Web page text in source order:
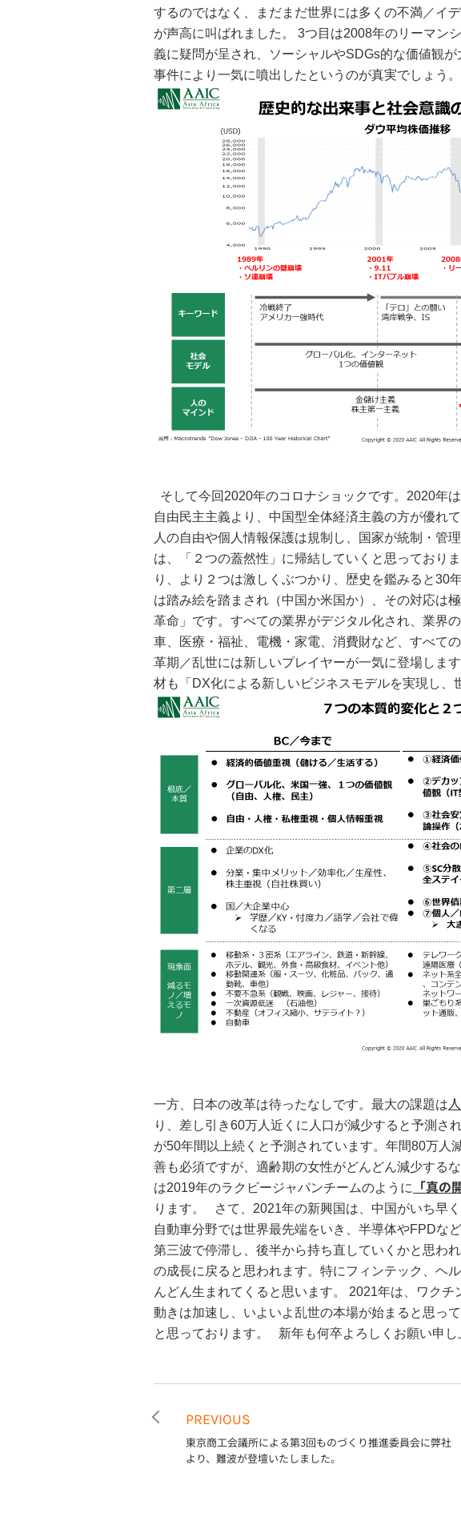
するのではなく、まだまだ世界には多くの不満／イ
が声高に叫ばれました。
3つ目は2008年のリーマン
義に疑問が呈され、ソーシャルやSDGs的な価値観
事件により一気に噴出したというのが真実でしょう。
そして今回2020年のコロナショックです。2020年
自由民主主義より、中国型全体経済主義の方が優れ
人の自由や個人情報保護は規制し、国家が統制・管
は、「２つの蓋然性」に帰結していくと思っており
り、より２つは激しくぶつかり、歴史を鑑みると30
は踏み絵を踏まされ（中国か米国か）、その対応は
革命」です。すべての業界がデジタル化され、業界
車、医療・福祉、電機・家電、消費財など、すべて
革期／乱世には新しいプレイヤーが一気に登場しま
材も「DX化による新しいビジネスモデルを実現し、
一方、日本の改革は待ったなしです。最大の課題は
り、差し引き60万人近くに人口が減少すると予測さ
が50年間以上続くと予測されています。年間80万人
善も必須ですが、適齢期の女性がどんどん減少する
は2019年のラクビージャパンチームのように
「真
ります。
さて、2021年の新興国は、中国がいち早
自動車分野では世界最先端をいき、半導体やFPDな
第三波で停滞し、後半から持ち直していくかと思わ
の成長に戻ると思われます。特にフィンテック、ヘ
んどん生まれてくると思います。
2021年は、ワクチ
動きは加速し、いよいよ乱世の本場が始まると思っ
と思っております。
新年も何卒よろしくお願い申し
PREVIOUS
東京商工会議所による第3回ものづくり推進委員会に弊社
より、難波が登壇いたしました。